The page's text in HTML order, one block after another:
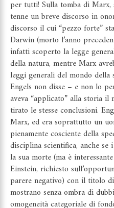
per tutti! Sulla tomba di
tenne un breve discorso in
discorso il cui “pezzo forte”
Darwin (morto l’anno
infatti scoperto la legge
della natura, mentre Marx
leggi generali del mondo della
Engels non disse – e non lo
aveva “applicato” alla storia
tirato le stesse conclusioni.
Marx, ed era soprattutto un
pienamente cosciente della
disciplina scientifica, anche
la sua morte (ma è
Einstein, richiesto
parere negativo) con il titolo di
mostrano senza ombra di
omogeneità categoriale di